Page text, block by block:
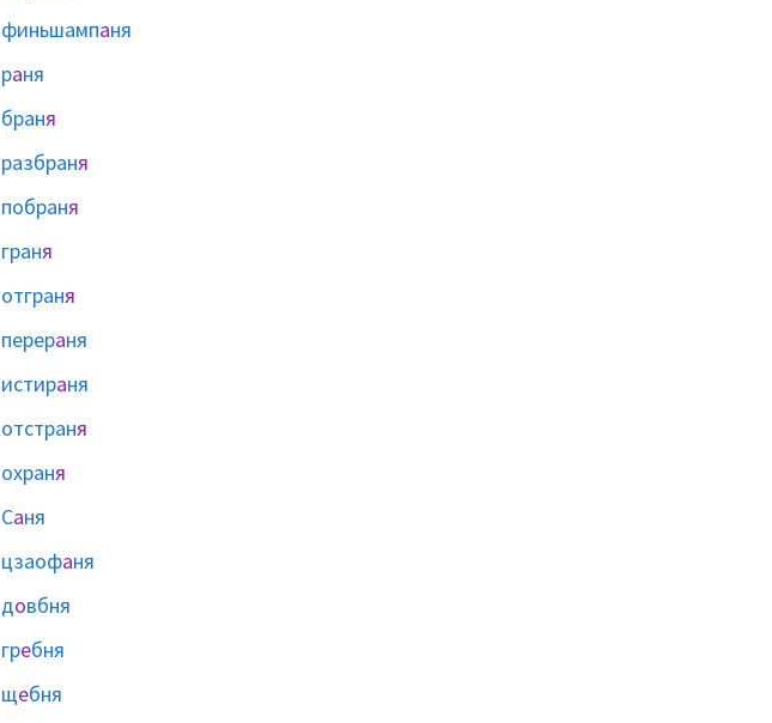
финьшампаня
раня
браня
разбраня
побраня
граня
отграня
перераня
истираня
отстраня
охраня
Саня
цзаофаня
довбня
гребня
щебня